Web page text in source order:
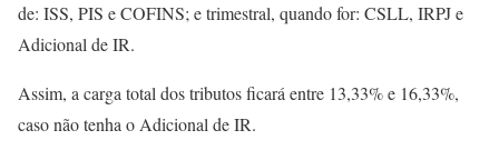
de: ISS, PIS e COFINS; e trimestral, quando for: CSLL, IRPJ e
Adicional de IR.
Assim, a carga total dos tributos ficará entre 13,33% e 16,33%,
caso não tenha o Adicional de IR.